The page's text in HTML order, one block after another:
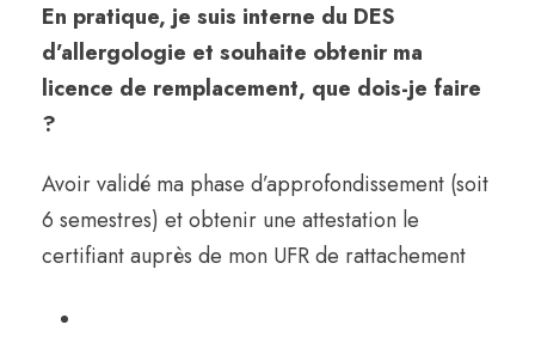
En pratique, je suis interne du DES
d’allergologie et souhaite obtenir ma
licence de remplacement, que dois-je faire
?
Avoir validé ma phase d’approfondissement (soit
6 semestres) et obtenir une attestation le
certifiant auprès de mon UFR de rattachement